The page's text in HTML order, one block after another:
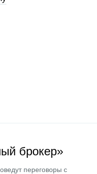
брокер»
переговоры с